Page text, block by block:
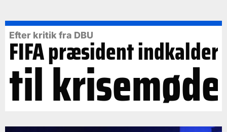
Efter kritik fra DBU
FIFA præsident indkalder
til krisemøde